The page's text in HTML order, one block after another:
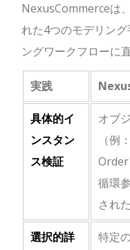
NexusCommerceは
れた4つのモデリン
ングワークフローに
実践
具体的イ
ンスタン
ス検証
オブ
（例：
Order
循環
された
選択的詳
特定